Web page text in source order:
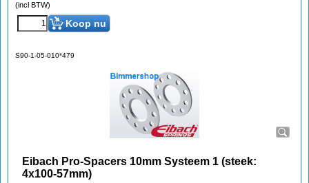
(incl BTW)
Koop nu
S90-1-05-010*479
Eibach Pro-Spacers 10mm Systeem 1 (steek:
4x100-57mm)